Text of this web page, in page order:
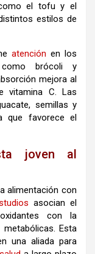
el tofu y el
estilos de
atención en los
como brócoli y
mejora al
vitamina C. Las
semillas y
que favorece el
joven al
alimentación con
asocian el
con la
Esta
una aliada para